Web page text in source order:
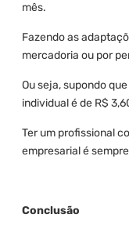
mês.
Fazendo as
mercadoria ou por
Ou seja, supondo
individual é de R$
Ter um profissional
empresarial é
Conclusão